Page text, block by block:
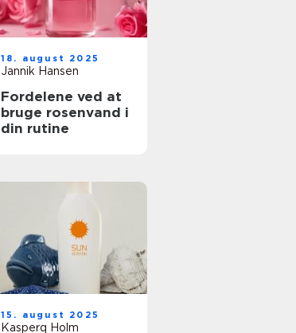
18. august 2025
Jannik Hansen
Fordelene ved at
bruge rosenvand i
din rutine
15. august 2025
Kasperq Holm